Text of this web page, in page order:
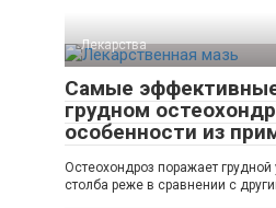
Лекарства
Самые
грудном
особенности из
Остеохондроз поражает грудной
столба реже в сравнении с